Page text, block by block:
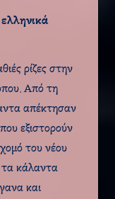
ρίζες στην
Από τη
απέκτησαν
εξιστορούν
του νέου
τα κάλαντα
και